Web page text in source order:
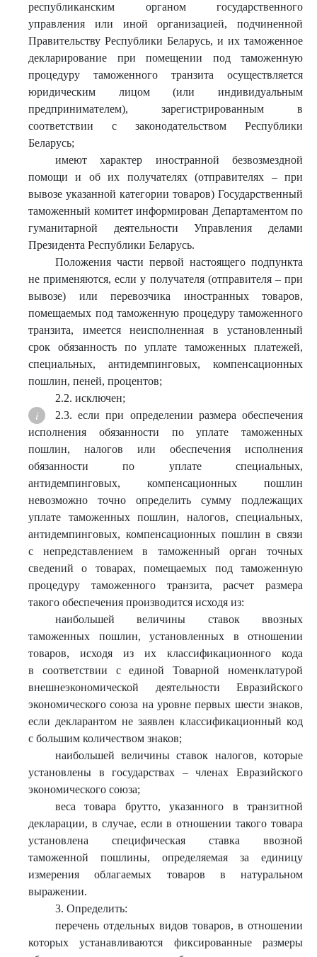
республиканским органом государственного
управления или иной организацией, подчиненной
Правительству Республики Беларусь, и их таможенное
декларирование при помещении под таможенную
процедуру таможенного транзита осуществляется
юридическим лицом (или индивидуальным
предпринимателем), зарегистрированным в
соответствии с законодательством Республики
Беларусь;
имеют характер иностранной безвозмездной
помощи и об их получателях (отправителях – при
вывозе указанной категории товаров) Государственный
таможенный комитет информирован Департаментом по
гуманитарной деятельности Управления делами
Президента Республики Беларусь.
Положения части первой настоящего подпункта
не применяются, если у получателя (отправителя – при
вывозе) или перевозчика иностранных товаров,
помещаемых под таможенную процедуру таможенного
транзита, имеется неисполненная в установленный
срок обязанность по уплате таможенных платежей,
специальных, антидемпинговых, компенсационных
пошлин, пеней, процентов;
2.2. исключен;
2.3. если при определении размера обеспечения
исполнения обязанности по уплате таможенных
пошлин, налогов или обеспечения исполнения
обязанности по уплате специальных,
антидемпинговых, компенсационных пошлин
невозможно точно определить сумму подлежащих
уплате таможенных пошлин, налогов, специальных,
антидемпинговых, компенсационных пошлин в связи
с непредставлением в таможенный орган точных
сведений о товарах, помещаемых под таможенную
процедуру таможенного транзита, расчет размера
такого обеспечения производится исходя из:
наибольшей величины ставок ввозных
таможенных пошлин, установленных в отношении
товаров, исходя из их классификационного кода
в соответствии с единой Товарной номенклатурой
внешнеэкономической деятельности Евразийского
экономического союза на уровне первых шести знаков,
если декларантом не заявлен классификационный код
с большим количеством знаков;
наибольшей величины ставок налогов, которые
установлены в государствах – членах Евразийского
экономического союза;
веса товара брутто, указанного в транзитной
декларации, в случае, если в отношении такого товара
установлена специфическая ставка ввозной
таможенной пошлины, определяемая за единицу
измерения облагаемых товаров в натуральном
выражении.
3. Определить:
перечень отдельных видов товаров, в отношении
которых устанавливаются фиксированные размеры